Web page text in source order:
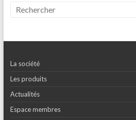
La société
Les produits
Actualités
Espace membres